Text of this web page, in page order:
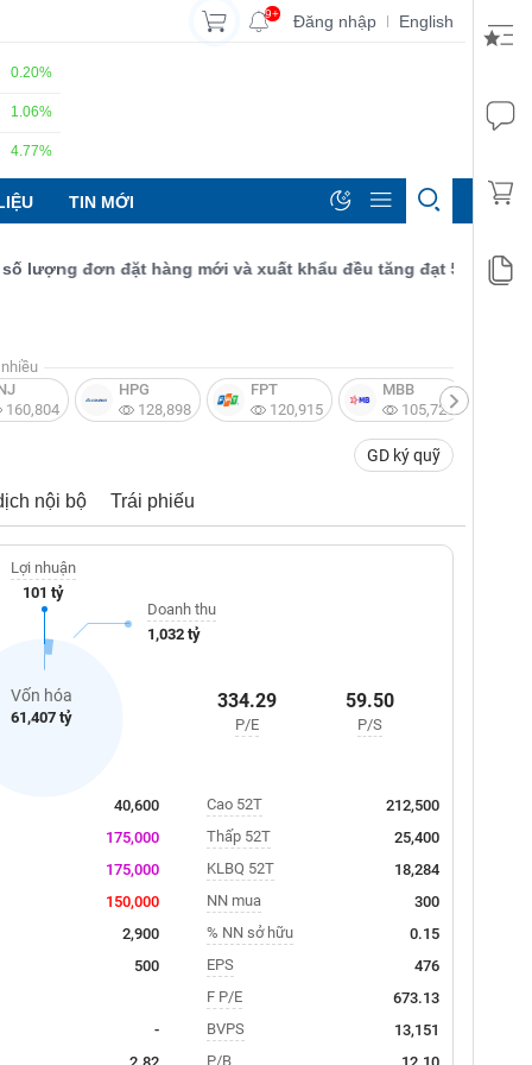
9+ Đăng nhập | English
0.20%
1.06%
4.77%
TIN MỚI
đơn đặt hàng mới và xuất khẩu đều tăng đạt 52,9 điểm.
160,804
HPG
128,898
FPT
120,915
MBB
105,721
GD ký quỹ
nội bộ Trái phiếu
Vốn hóa
61,407 tỷ
Lợi nhuận
101 tỷ
Doanh thu
1,032 tỷ
334.29
P/E
59.50
P/S
40,600
175,000
175,000
150,000
2,900
500
-
2.82
Cao 52T
212,500
Thấp 52T
25,400
KLBQ 52T
18,284
NN mua
300
% NN sở hữu
0.15
EPS
476
F P/E
673.13
BVPS
13,151
P/B
12.10